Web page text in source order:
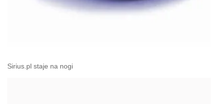
Sirius.pl staje na nogi